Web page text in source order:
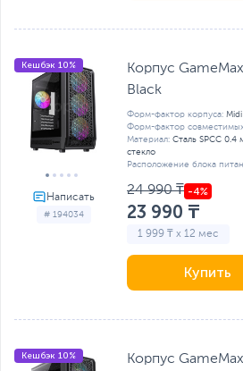
# 194034
Кешбэк 10%
Корпус
Black
Форм-фактор корпуса:
Форм-фактор
Материал: Сталь SPCC 0.4
стекло
Расположение блока
24 990 ₸
23 990 ₸
1 999 ₸ x 12 мес
Купить
Кешбэк 10% Корпус